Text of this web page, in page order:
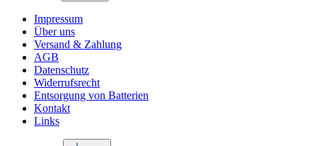
Impressum
Über uns
Versand & Zahlung
AGB
Datenschutz
Widerrufsrecht
Entsorgung von Batterien
Kontakt
Links